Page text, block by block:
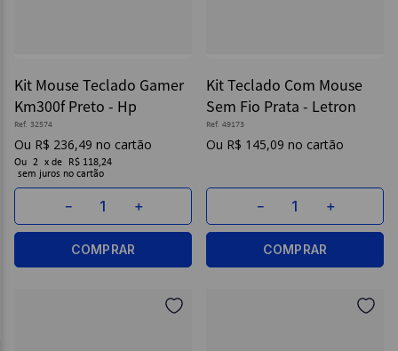
Kit Mouse Teclado Gamer
Km300f Preto - Hp
Ref. 32574
R$ 236,49
Ou 2 x de
R$ 118,24
sem juros
＋
－
COMPRAR
Kit Teclado Com Mouse
Sem Fio Prata - Letron
Ref. 49173
R$ 145,09
＋
－
COMPRAR